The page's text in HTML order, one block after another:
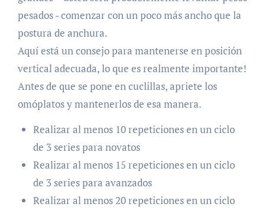
pesados ​​- comenzar con un poco más ancho que la
postura de anchura.
Aquí está un consejo para mantenerse en posición
vertical adecuada, lo que es realmente importante!
Antes de que se pone en cuclillas, apriete los
omóplatos y mantenerlos de esa manera.
Realizar al menos 10 repeticiones en un ciclo
de 3 series para novatos
Realizar al menos 15 repeticiones en un ciclo
de 3 series para avanzados
Realizar al menos 20 repeticiones en un ciclo